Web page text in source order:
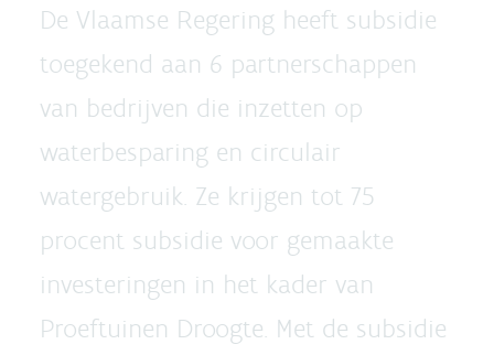
De Vlaamse Regering heeft subsidie
toegekend aan 6 partnerschappen
van bedrijven die inzetten op
waterbesparing en circulair
watergebruik. Ze krijgen tot 75
procent subsidie voor gemaakte
investeringen in het kader van
Proeftuinen Droogte. Met de subsidie